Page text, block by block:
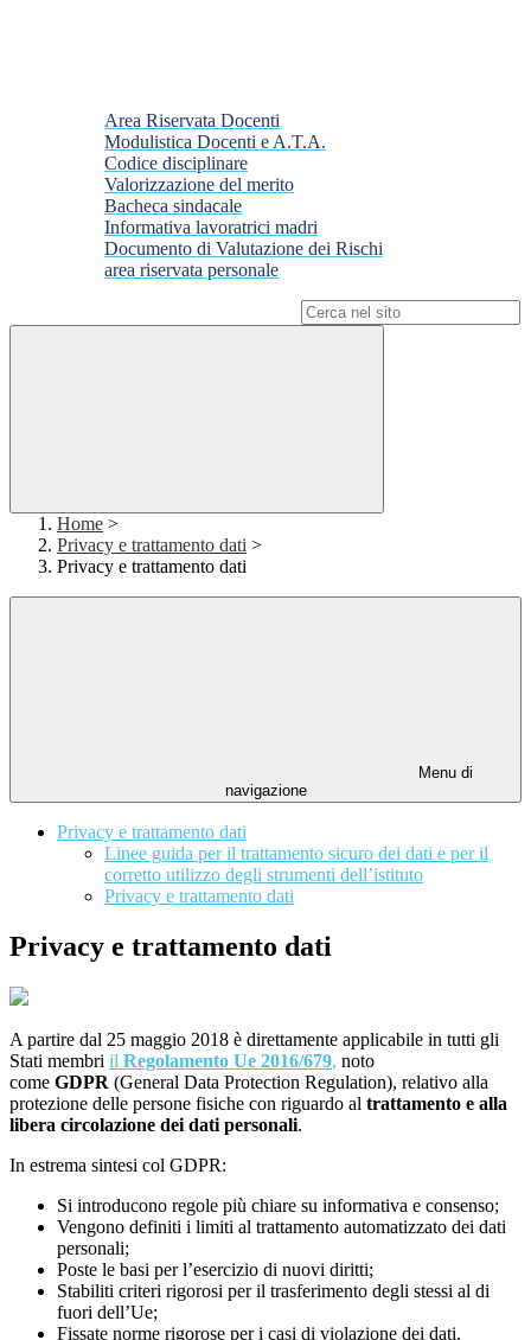
Area Riservata Docenti
Modulistica Docenti e A.T.A.
Codice disciplinare
Valorizzazione del merito
Bacheca sindacale
Informativa lavoratrici madri
Documento di Valutazione dei Rischi
area riservata personale
Home >
Privacy e trattamento dati >
Privacy e trattamento dati
Menu di
navigazione
Privacy e trattamento dati
Linee guida per il trattamento sicuro dei dati e per il
corretto utilizzo degli strumenti dell’istituto
Privacy e trattamento dati
Privacy e trattamento dati
A partire dal 25 maggio 2018 è direttamente applicabile in tutti gli
Stati membri il Regolamento Ue 2016/679, noto
come GDPR (General Data Protection Regulation), relativo alla
protezione delle persone fisiche con riguardo al trattamento e alla
libera circolazione dei dati personali.
In estrema sintesi col GDPR:
Si introducono regole più chiare su informativa e consenso;
Vengono definiti i limiti al trattamento automatizzato dei dati
personali;
Poste le basi per l’esercizio di nuovi diritti;
Stabiliti criteri rigorosi per il trasferimento degli stessi al di
fuori dell’Ue;
Fissate norme rigorose per i casi di violazione dei dati.